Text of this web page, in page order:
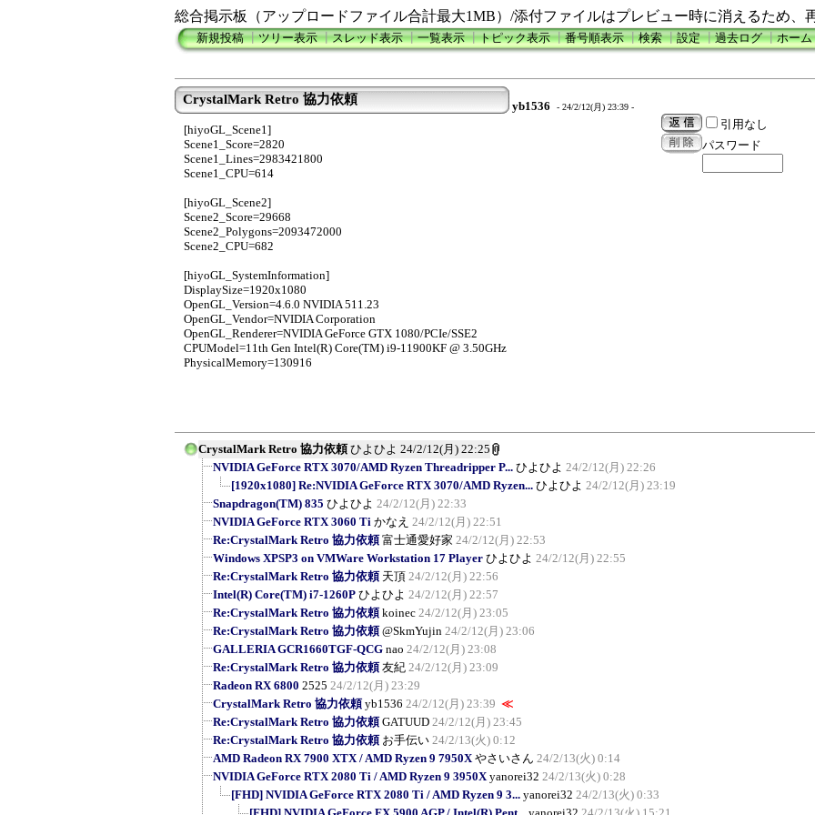
総合掲示板（アップロードファイル合計最大1MB）/添付ファイルはプレビュー時に消えるため、
新規投稿┃ツリー表示┃スレッド表示┃一覧表示┃トピック表示┃番号順表示┃検索┃設定┃過去ログ┃ホーム
CrystalMark Retro 協力依頼 yb1536 - 24/2/12(月) 23:39 -
[hiyoGL_Scene1]
Scene1_Score=2820
Scene1_Lines=2983421800
Scene1_CPU=614
[hiyoGL_Scene2]
Scene2_Score=29668
Scene2_Polygons=2093472000
Scene2_CPU=682
[hiyoGL_SystemInformation]
DisplaySize=1920x1080
OpenGL_Version=4.6.0 NVIDIA 511.23
OpenGL_Vendor=NVIDIA Corporation
OpenGL_Renderer=NVIDIA GeForce GTX 1080/PCIe/SSE2
CPUModel=11th Gen Intel(R) Core(TM) i9-11900KF @ 3.50GHz
PhysicalMemory=130916
引用なし
パスワード
CrystalMark Retro 協力依頼 ひよひよ 24/2/12(月) 22:25
NVIDIA GeForce RTX 3070/AMD Ryzen Threadripper P... ひよひよ 24/2/12(月) 22:26
[1920x1080] Re:NVIDIA GeForce RTX 3070/AMD Ryzen... ひよひよ 24/2/12(月) 23:19
Snapdragon(TM) 835 ひよひよ 24/2/12(月) 22:33
NVIDIA GeForce RTX 3060 Ti かなえ 24/2/12(月) 22:51
Re:CrystalMark Retro 協力依頼 富士通愛好家 24/2/12(月) 22:53
Windows XPSP3 on VMWare Workstation 17 Player ひよひよ 24/2/12(月) 22:55
Re:CrystalMark Retro 協力依頼 天頂 24/2/12(月) 22:56
Intel(R) Core(TM) i7-1260P ひよひよ 24/2/12(月) 22:57
Re:CrystalMark Retro 協力依頼 koinec 24/2/12(月) 23:05
Re:CrystalMark Retro 協力依頼 @SkmYujin 24/2/12(月) 23:06
GALLERIA GCR1660TGF-QCG nao 24/2/12(月) 23:08
Re:CrystalMark Retro 協力依頼 友紀 24/2/12(月) 23:09
Radeon RX 6800 2525 24/2/12(月) 23:29
CrystalMark Retro 協力依頼 yb1536 24/2/12(月) 23:39 ≪
Re:CrystalMark Retro 協力依頼 GATUUD 24/2/12(月) 23:45
Re:CrystalMark Retro 協力依頼 お手伝い 24/2/13(火) 0:12
AMD Radeon RX 7900 XTX / AMD Ryzen 9 7950X やさいさん 24/2/13(火) 0:14
NVIDIA GeForce RTX 2080 Ti / AMD Ryzen 9 3950X yanorei32 24/2/13(火) 0:28
[FHD] NVIDIA GeForce RTX 2080 Ti / AMD Ryzen 9 3... yanorei32 24/2/13(火) 0:33